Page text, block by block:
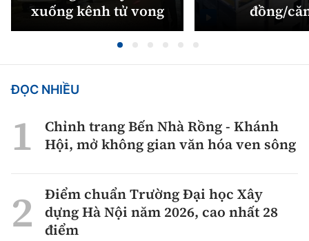
xuống kênh tử vong
đồng/
ĐỌC NHIỀU
Chỉnh trang Bến Nhà Rồng - Khánh
Hội, mở không gian văn hóa ven sông
Điểm chuẩn Trường Đại học Xây
dựng Hà Nội năm 2026, cao nhất 28
điểm